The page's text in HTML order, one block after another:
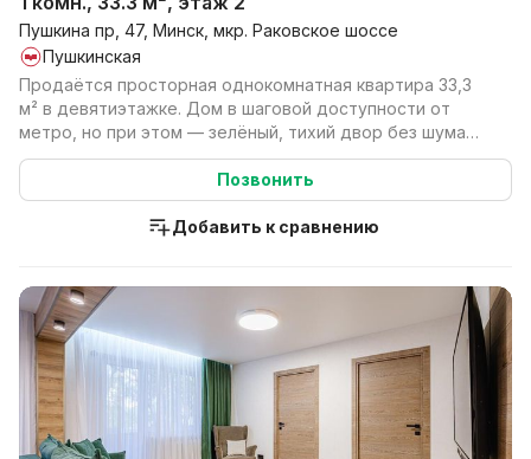
Пушкина пр, 47, Минск, мкр. Раковское шоссе
Пушкинская
Продаётся просторная однокомнатная квартира 33,3
м² в девятиэтажке. Дом в шаговой доступности от
метро, но при этом — зелёный, тихий двор без шума
тра...
Позвонить
Добавить к сравнению